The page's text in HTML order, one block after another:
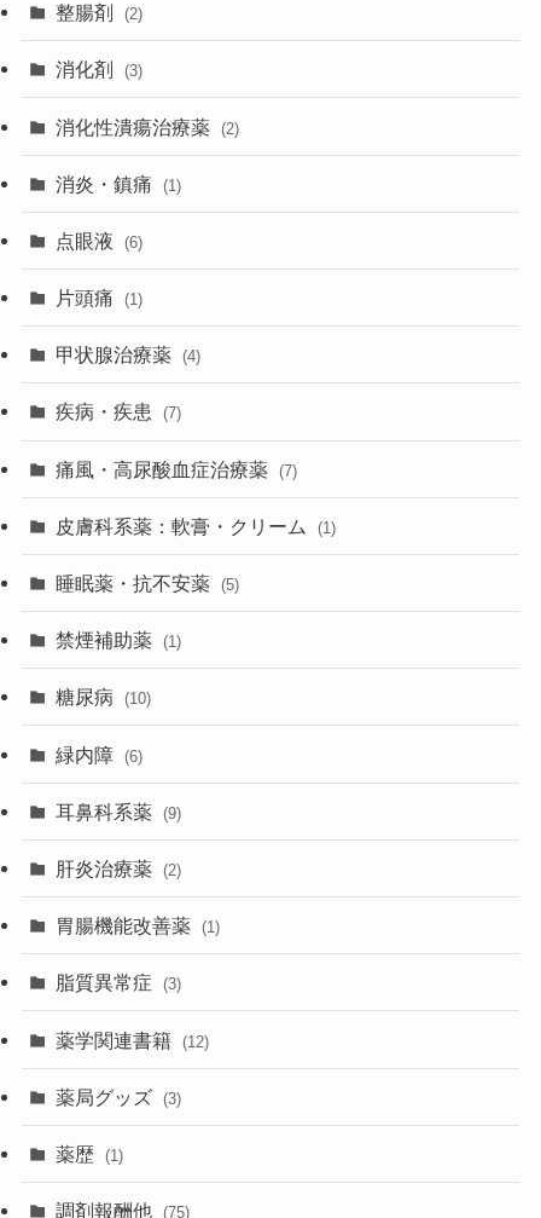
整腸剤 (2)
消化剤 (3)
消化性潰瘍治療薬 (2)
消炎・鎮痛 (1)
点眼液 (6)
片頭痛 (1)
甲状腺治療薬 (4)
疾病・疾患 (7)
痛風・高尿酸血症治療薬 (7)
皮膚科系薬：軟膏・クリーム (1)
睡眠薬・抗不安薬 (5)
禁煙補助薬 (1)
糖尿病 (10)
緑内障 (6)
耳鼻科系薬 (9)
肝炎治療薬 (2)
胃腸機能改善薬 (1)
脂質異常症 (3)
薬学関連書籍 (12)
薬局グッズ (3)
薬歴 (1)
調剤報酬他 (75)